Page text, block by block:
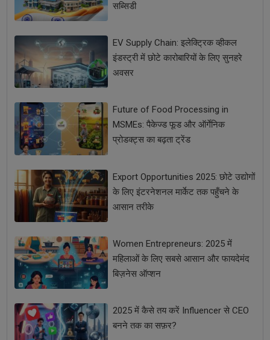
सब्सिडी
EV Supply Chain: इलेक्ट्रिक व्हीकल
इंडस्ट्री में छोटे कारोबारियों के लिए सुनहरे
अवसर
Future of Food Processing in
MSMEs: पैकेज्ड फूड और ऑर्गेनिक
प्रोडक्ट्स का बढ़ता ट्रेंड
Export Opportunities 2025: छोटे उद्योगों
के लिए इंटरनेशनल मार्केट तक पहुँचने के
आसान तरीके
Women Entrepreneurs: 2025 में
महिलाओं के लिए सबसे आसान और फायदेमंद
बिज़नेस ऑप्शन
2025 में कैसे तय करें Influencer से CEO
बनने तक का सफ़र?